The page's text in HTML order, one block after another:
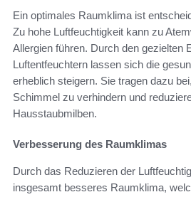
Ein optimales Raumklima ist
Zu hohe Luftfeuchtigkeit kann zu
Allergien führen. Durch den gezielten
Luftentfeuchtern lassen sich die
erheblich steigern. Sie tragen dazu
Schimmel zu verhindern und
Hausstaubmilben.
Verbesserung des Raumklimas
Durch das Reduzieren der
insgesamt besseres Raumklima,